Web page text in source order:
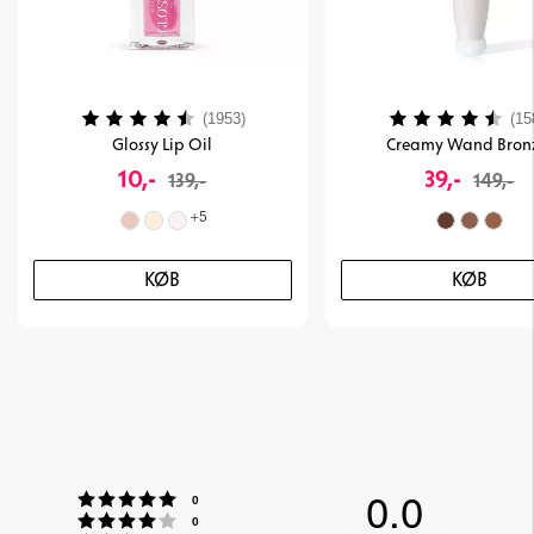
Glossy Lip Oil
10,- 139,-
+5
KØB
Vurdering: (1953) 4.2 ud af 5 stjerner
Creamy Wand
39,- 149,-
KØB
Vurdering:
Vurdering:5 ud af 5 stjerner
0
Vurdering:4 ud af 5 stjerner
0 0.0